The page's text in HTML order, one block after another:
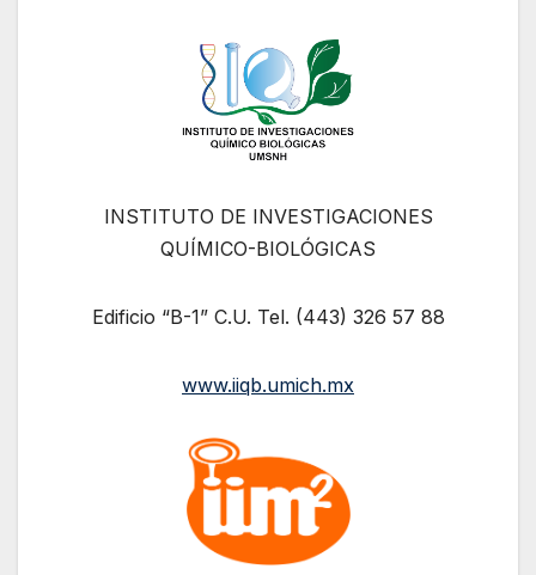
INSTITUTO DE INVESTIGACIONES
QUÍMICO-BIOLÓGICAS
Edificio “B-1” C.U. Tel. (443) 326 57 88
www.iiqb.umich.mx